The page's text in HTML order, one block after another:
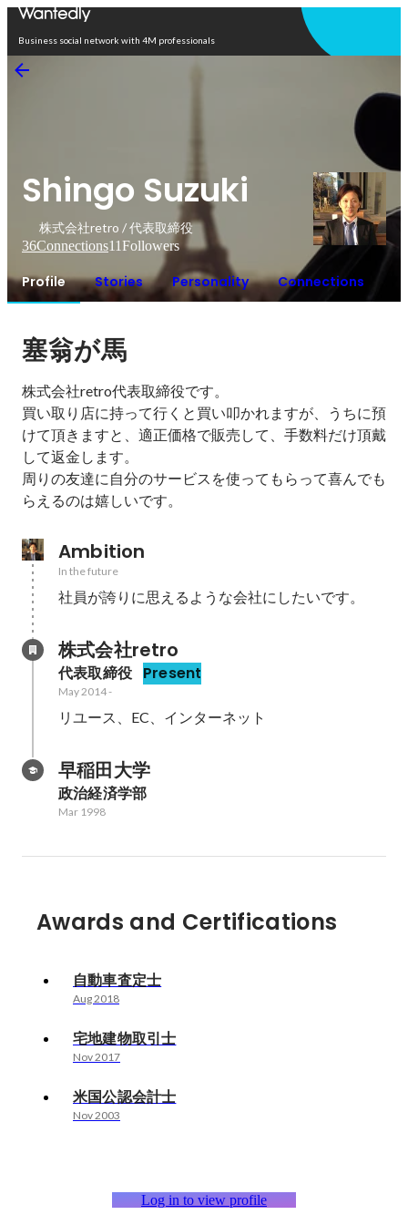
Business social network with 4M professionals
Shingo Suzuki
株式会社retro / 代表取締役
36Connections11Followers
Profile Stories Personality Connections
塞翁が馬
株式会社retro代表取締役です。
買い取り店に持って行くと買い叩かれますが、うちに預
けて頂きますと、適正価格で販売して、手数料だけ頂戴
して返金します。
周りの友達に自分のサービスを使ってもらって喜んでも
らえるのは嬉しいです。
Ambition
In the future
社員が誇りに思えるような会社にしたいです。
株式会社retro
代表取締役 Present
May 2014-
リユース、EC、インターネット
早稲田大学
政治経済学部
Mar 1998
Awards and Certifications
自動車査定士
Aug 2018
宅地建物取引士
Nov 2017
米国公認会計士
Nov 2003
Log in to view profile